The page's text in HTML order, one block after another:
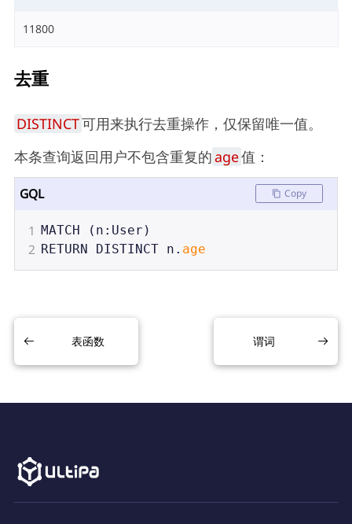
11800
去重
DISTINCT可用来执行去重操作，仅保留唯一值。
本条查询返回用户不包含重复的age值：
GQL Copy
1 MATCH ( n : User )
2 RETURN DISTINCT n . age
表函数 谓词